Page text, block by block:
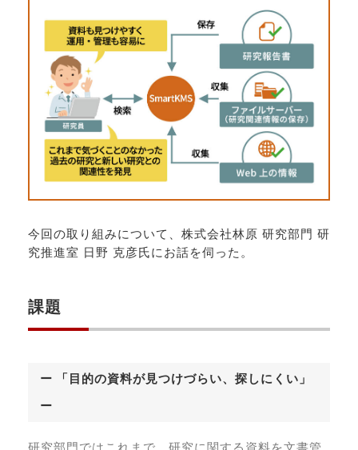
今回の取り組みについて、株式会社林原 研究部門 研
究推進室 日野 克彦氏にお話を伺った。
課題
ー 「目的の資料が見つけづらい、探しにくい」
ー
研究部門ではこれまで、研究に関する資料を文書管